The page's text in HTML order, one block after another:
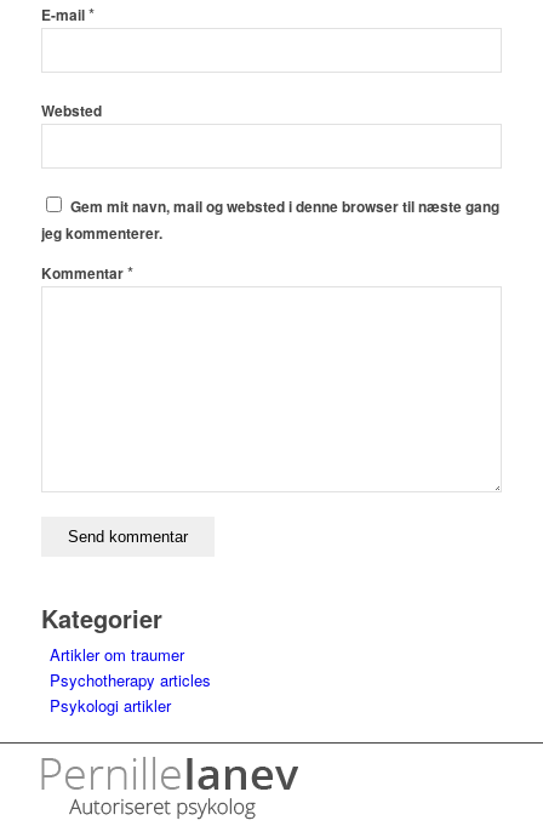
E-mail*
Websted
Gem mit navn, mail og websted i denne browser til næste gang
jeg kommenterer.
Kommentar*
Kategorier
Artikler om traumer
Psychotherapy articles
Psykologi artikler